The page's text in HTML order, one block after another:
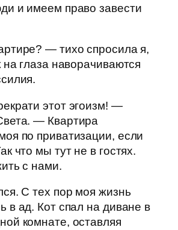
и имеем право завести
— тихо спросила я,
на глаза наворачиваются
этот эгоизм! —
— Квартира
по приватизации, если
что мы тут не в гостях.
с нами.
С тех пор моя жизнь
в ад. Кот спал на диване в
комнате, оставляя